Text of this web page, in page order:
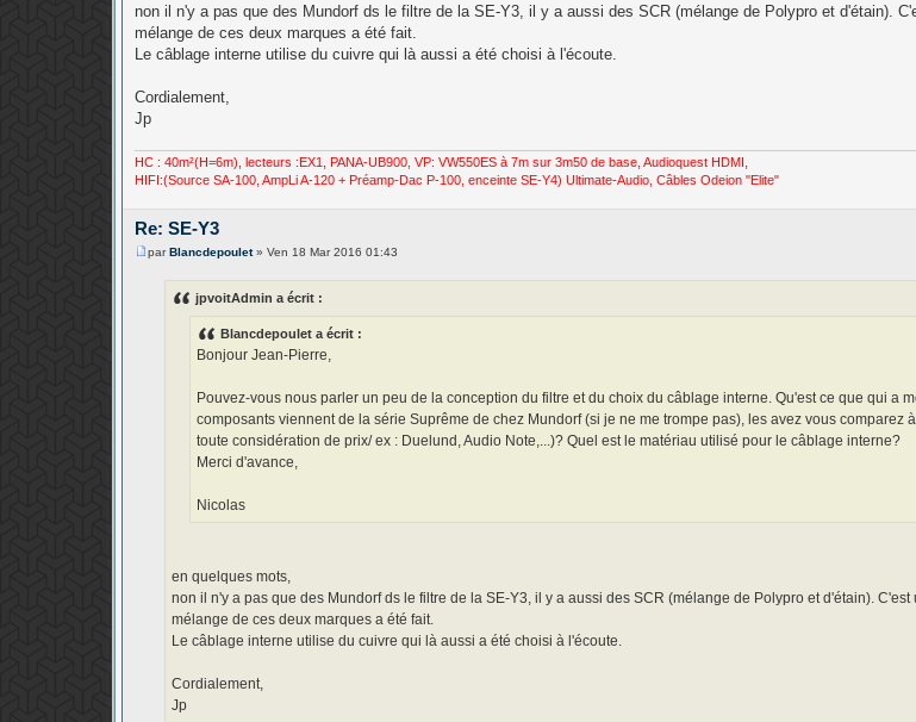
non il n'y a pas que des Mundorf ds le filtre de la SE-Y3, il y a aussi des SCR (mélange de Polypro et d'étain).
mélange de ces deux marques a été fait.
Le câblage interne utilise du cuivre qui là aussi a été choisi à l'écoute.
Cordialement,
Jp
HC : 40m²(H=6m), lecteurs :EX1, PANA-UB900, VP: VW550ES à 7m sur 3m50 de base, Audioquest HDMI,
HIFI:(Source SA-100, AmpLi A-120 + Préamp-Dac P-100, enceinte SE-Y4) Ultimate-Audio, Câbles Odeion "Elite"
Re: SE-Y3
M
parBlancdepoulet» Ven 18 Mar 2016 01:43
jpvoitAdmin a écrit :
Blancdepoulet a écrit :
Bonjour Jean-Pierre,
Pouvez-vous nous parler un peu de la conception du filtre et du choix du câblage interne. Qu'est ce que qui a
composants viennent de la série Suprême de chez Mundorf (si je ne me trompe pas), les avez vous comparez
toute considération de prix/ ex : Duelund, Audio Note,...)? Quel est le matériau utilisé pour le câblage interne?
Merci d'avance,
Nicolas
en quelques mots,
non il n'y a pas que des Mundorf ds le filtre de la SE-Y3, il y a aussi des SCR (mélange de Polypro et d'étain).
mélange de ces deux marques a été fait.
Le câblage interne utilise du cuivre qui là aussi a été choisi à l'écoute.
Cordialement,
Jp